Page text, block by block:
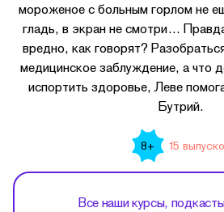
мороженое с больным горлом не
гладь, в экран не смотри…
вредно, как говорят?
медицинское заблуждение, а что
испортить здоровье, Леве
Бутрий.
8+ 15
Все наши курсы,